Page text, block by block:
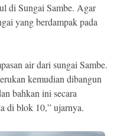
di Sungai Sambe. Agar
yang berdampak pada
air dari sungai Sambe.
kemudian dibangun
bahkan ini secara
di blok 10,” ujarnya.